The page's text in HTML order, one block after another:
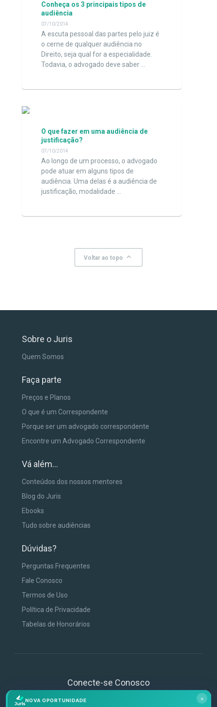
Conheça os 3 principais tipos de
audiência
07/10/2014
A escuta pessoal das partes pelo juiz é
o cerne de qualquer audiência no
Direito, seja qual for a especialidade.
Todavia, o advogado deve saber …
O que fazer em uma audiência de
justificação?
07/10/2014
Ao longo de um processo, o advogado
pode atuar em alguns tipos de
audiência. Uma delas é a audiência de
justificação, modalidade …
Voltar ao topo keyboard_arrow_up
Sobre o Juris
Quem Somos
Faça parte
Preços e Planos
O que é um Correspondente
Porque ser um advogado correspondente
Encontre um Advogado Correspondente
Vá além...
Conteúdos dos nossos mentores
Blog do Juris
Ebooks
Tudo sobre audiências
Dúvidas?
Perguntas Frequentes
Fale Conosco
Termos de Uso
Política de Privacidade
Tabelas de Honorários
Conecte-se Conosco
×
NOVA OPORTUNIDADE